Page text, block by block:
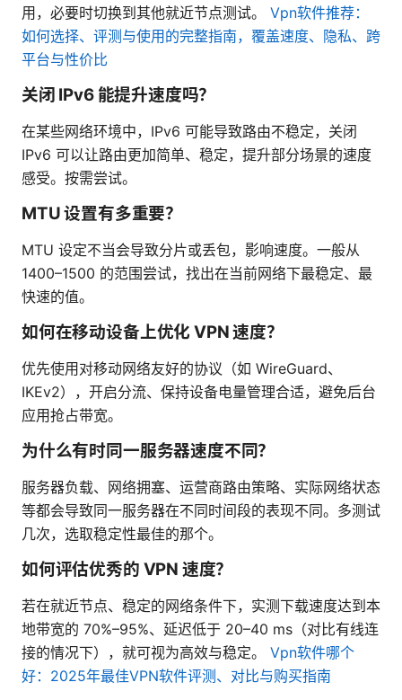
用，必要时切换到其他就近节点测试。 Vpn软件推荐：
如何选择、评测与使用的完整指南，覆盖速度、隐私、跨
平台与性价比
关闭 IPv6 能提升速度吗？
在某些网络环境中，IPv6 可能导致路由不稳定，关闭
IPv6 可以让路由更加简单、稳定，提升部分场景的速度
感受。按需尝试。
MTU 设置有多重要？
MTU 设定不当会导致分片或丢包，影响速度。一般从
1400–1500 的范围尝试，找出在当前网络下最稳定、最
快速的值。
如何在移动设备上优化 VPN 速度？
优先使用对移动网络友好的协议（如 WireGuard、
IKEv2），开启分流、保持设备电量管理合适，避免后台
应用抢占带宽。
为什么有时同一服务器速度不同？
服务器负载、网络拥塞、运营商路由策略、实际网络状态
等都会导致同一服务器在不同时间段的表现不同。多测试
几次，选取稳定性最佳的那个。
如何评估优秀的 VPN 速度？
若在就近节点、稳定的网络条件下，实测下载速度达到本
地带宽的 70%–95%、延迟低于 20–40 ms（对比有线连
接的情况下），就可视为高效与稳定。 Vpn软件哪个
好：2025年最佳VPN软件评测、对比与购买指南